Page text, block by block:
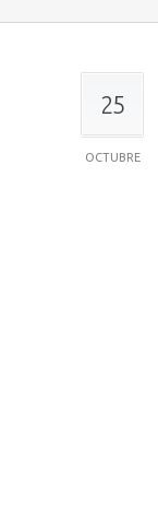
25
OCTUBRE